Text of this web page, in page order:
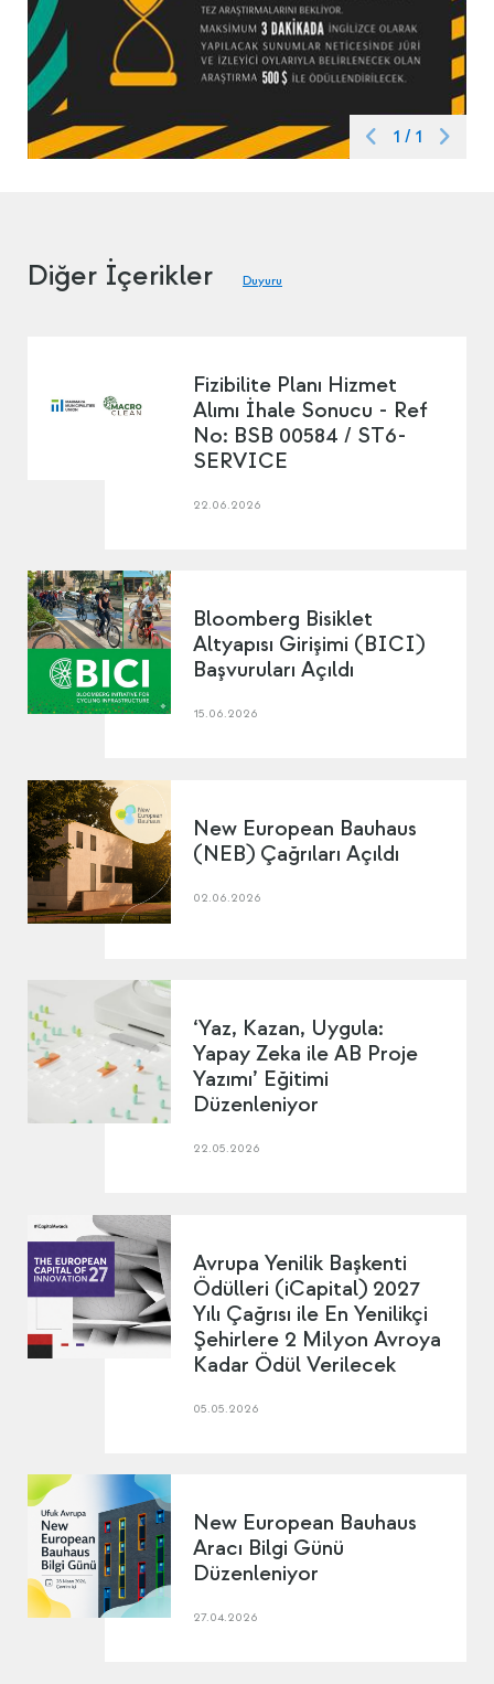
1 / 1
Diğer İçerikler Duyuru
Fizibilite Planı Hizmet
Alımı İhale Sonucu - Ref
No: BSB 00584 / ST6-
SERVICE
22.06.2026
Bloomberg Bisiklet
Altyapısı Girişimi (BICI)
Başvuruları Açıldı
15.06.2026
New European Bauhaus
(NEB) Çağrıları Açıldı
02.06.2026
‘Yaz, Kazan, Uygula:
Yapay Zeka ile AB Proje
Yazımı’ Eğitimi
Düzenleniyor
22.05.2026
Avrupa Yenilik Başkenti
Ödülleri (iCapital) 2027
Yılı Çağrısı ile En Yenilikçi
Şehirlere 2 Milyon Avroya
Kadar Ödül Verilecek
05.05.2026
New European Bauhaus
Aracı Bilgi Günü
Düzenleniyor
27.04.2026